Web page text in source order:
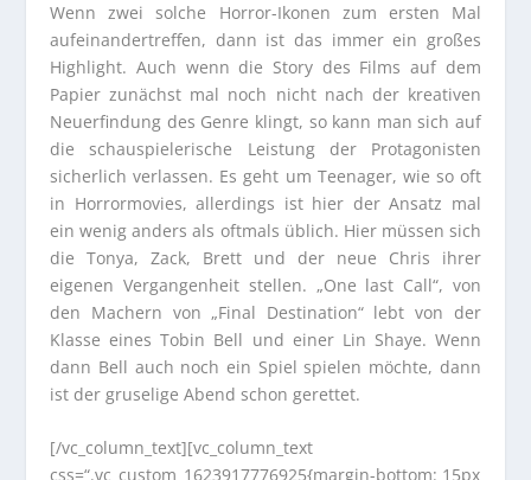
Wenn zwei solche Horror-Ikonen zum ersten Mal
aufeinandertreffen, dann ist das immer ein großes
Highlight. Auch wenn die Story des Films auf dem
Papier zunächst mal noch nicht nach der kreativen
Neuerfindung des Genre klingt, so kann man sich auf
die schauspielerische Leistung der Protagonisten
sicherlich verlassen. Es geht um Teenager, wie so oft
in Horrormovies, allerdings ist hier der Ansatz mal
ein wenig anders als oftmals üblich. Hier müssen sich
die Tonya, Zack, Brett und der neue Chris ihrer
eigenen Vergangenheit stellen. „One last Call“, von
den Machern von „Final Destination“ lebt von der
Klasse eines Tobin Bell und einer Lin Shaye. Wenn
dann Bell auch noch ein Spiel spielen möchte, dann
ist der gruselige Abend schon gerettet.
[/vc_column_text][vc_column_text
css=“.vc_custom_1623917776925{margin-bottom: 15px